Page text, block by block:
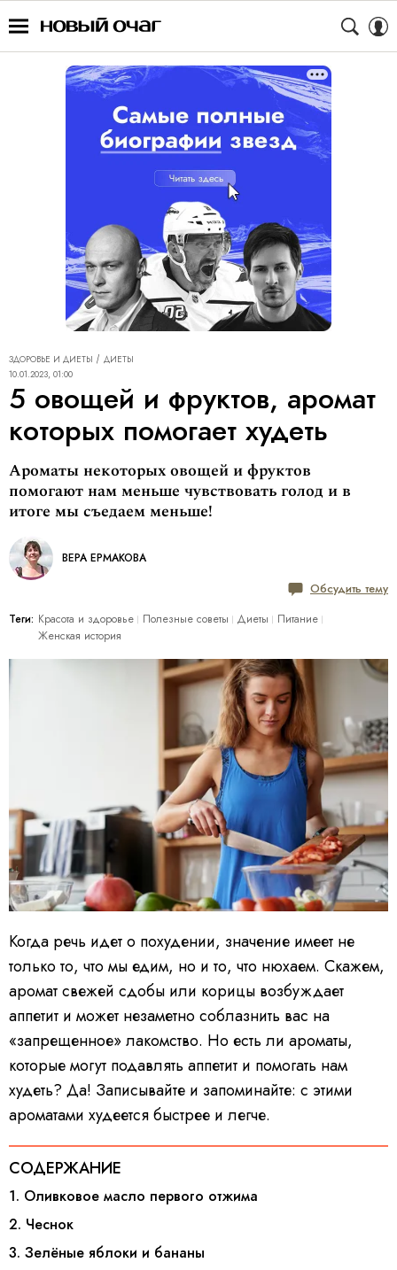
ЗДОРОВЬЕ И ДИЕТЫ
ДИЕТЫ
10.01.2023, 01:00
5 овощей и фруктов, аромат
которых помогает худеть
Ароматы некоторых овощей и фруктов
помогают нам меньше чувствовать голод и в
итоге мы съедаем меньше!
ВЕРА ЕРМАКОВА
Обсудить тему
Теги: Красота и здоровье Полезные советы Диеты
Питание
Женская история
Когда речь идет о похудении, значение имеет не
только то, что мы едим, но и то, что нюхаем. Скажем,
аромат свежей сдобы или корицы возбуждает
аппетит и может незаметно соблазнить вас на
«запрещенное» лакомство. Но есть ли ароматы,
которые могут подавлять аппетит и помогать нам
худеть? Да! Записывайте и запоминайте: с этими
ароматами худеется быстрее и легче.
СОДЕРЖАНИЕ
1. Оливковое масло первого отжима
2. Чеснок
3. Зелёные яблоки и бананы